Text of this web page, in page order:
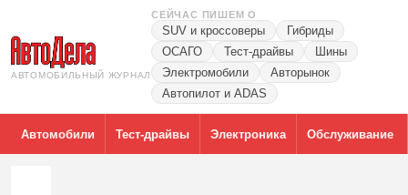
АВТОМОБИЛЬНЫЙ ЖУРНАЛ
СЕЙЧАС ПИШЕМ О
SUV и кроссоверы
Гибриды
ОСАГО
Тест-драйвы
Шины
Электромобили
Авторынок
Автопилот и ADAS
Автомобили Тест-драйвы Электроника Обслуживание